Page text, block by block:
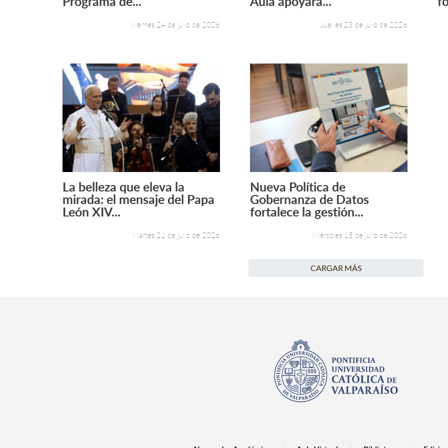
Viernes 24 de julio de 2026 Jueves 23 de julio de 2026
Leer más +
La belleza que eleva la
mirada: el mensaje del Papa
León XIV...
Martes 21 de julio de 2026
Leer más +
Nueva Política de
Gobernanza de Datos
fortalece la gestión...
Miércoles 15 de julio de 2026
CARGAR MÁS